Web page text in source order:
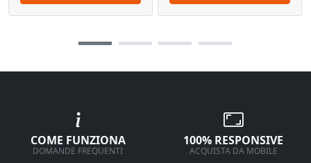
COME FUNZIONA
DOMANDE FREQUENTI
100% RESPONSIVE
ACQUISTA DA MOBILE